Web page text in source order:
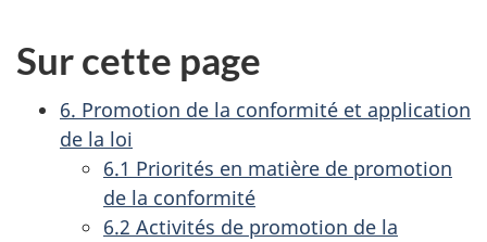
Sur cette page
6. Promotion de la conformité et application
de la loi
6.1 Priorités en matière de promotion
de la conformité
6.2 Activités de promotion de la